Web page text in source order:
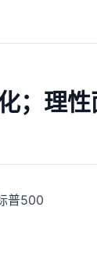
；理
普500